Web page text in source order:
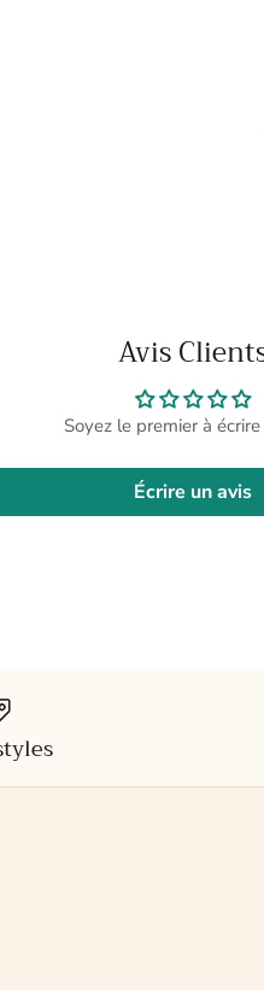
Avis
Soyez le premier à
Écrire un avis